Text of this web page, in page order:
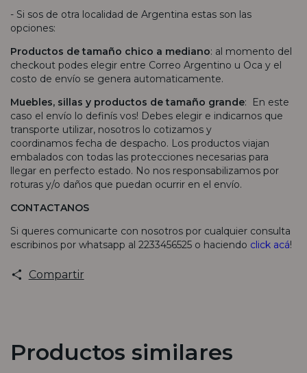
- Si sos de otra localidad de Argentina estas son las
opciones:
Productos de tamaño chico a mediano: al momento del
checkout podes elegir entre Correo Argentino u Oca y el
costo de envío se genera automaticamente.
Muebles, sillas y productos de tamaño grande: En este
caso el envío lo definís vos! Debes elegir e indicarnos que
transporte utilizar, nosotros lo cotizamos y
coordinamos fecha de despacho. Los productos viajan
embalados con todas las protecciones necesarias para
llegar en perfecto estado. No nos responsabilizamos por
roturas y/o daños que puedan ocurrir en el envío.
CONTACTANOS
Si queres comunicarte con nosotros por cualquier consulta
escribinos por whatsapp al 2233456525 o haciendo click acá!
Compartir
Productos similares